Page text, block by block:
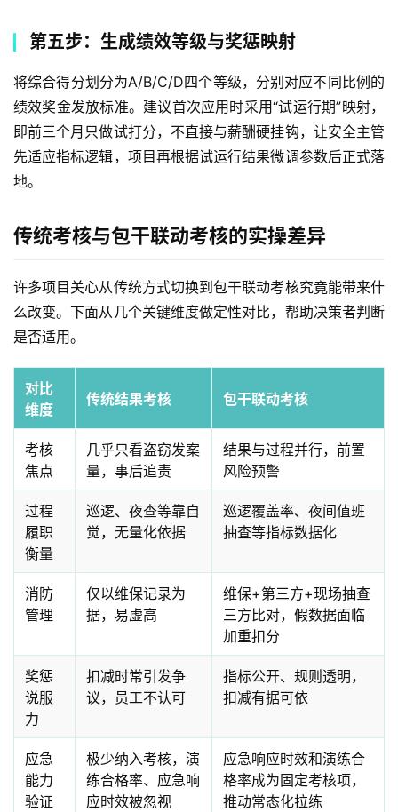
第五步：生成绩效等级与奖惩映射
将综合得分划分为A/B/C/D四个等级，分别对应不同比例的
绩效奖金发放标准。建议首次应用时采用“试运行期”映射，
即前三个月只做试打分，不直接与薪酬硬挂钩，让安全主管
先适应指标逻辑，项目再根据试运行结果微调参数后正式落
地。
传统考核与包干联动考核的实操差异
许多项目关心从传统方式切换到包干联动考核究竟能带来什
么改变。下面从几个关键维度做定性对比，帮助决策者判断
是否适用。
对比
维度
传统结果考核 包干联动考核
考核
焦点
几乎只看盗窃发案
量，事后追责
结果与过程并行，前置
风险预警
过程
履职
衡量
巡逻、夜查等靠自
觉，无量化依据
巡逻覆盖率、夜间值班
抽查等指标数据化
消防
管理
仅以维保记录为
据，易虚高
维保+第三方+现场抽查
三方比对，假数据面临
加重扣分
奖惩
说服
力
扣减时常引发争
议，员工不认可
指标公开、规则透明，
扣减有据可依
应急
能力
验证
极少纳入考核，演
练合格率、应急响
应时效被忽视
应急响应时效和演练合
格率成为固定考核项，
推动常态化拉练